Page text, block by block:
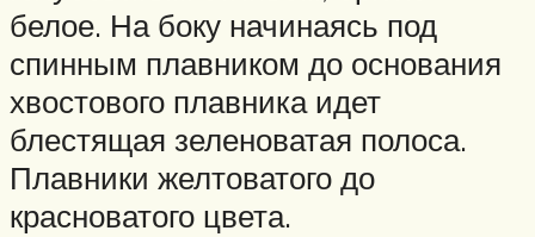
белое. На боку начинаясь под
спинным плавником до основания
хвостового плавника идет
блестящая зеленоватая полоса.
Плавники желтоватого до
красноватого цвета.